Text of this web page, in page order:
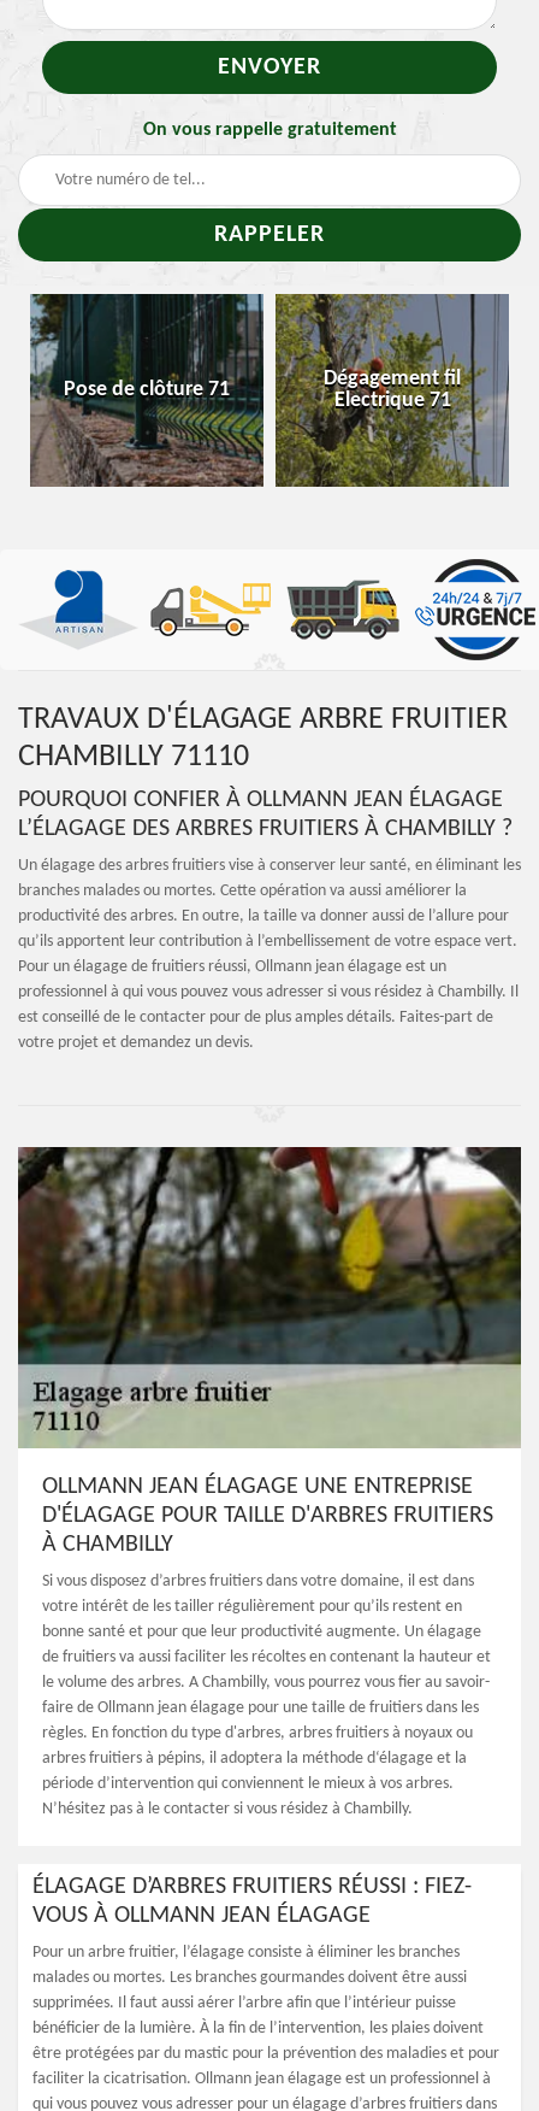
On vous rappelle gratuitement
de clôture 71
Dégagement fil
Electrique 71
TRAVAUX D'ÉLAGAGE ARBRE FRUITIER
CHAMBILLY 71110
POURQUOI CONFIER À OLLMANN JEAN ÉLAGAGE
L’ÉLAGAGE DES ARBRES FRUITIERS À CHAMBILLY ?
Un élagage des arbres fruitiers vise à conserver leur santé, en éliminant les
branches malades ou mortes. Cette opération va aussi améliorer la
productivité des arbres. En outre, la taille va donner aussi de l’allure pour
qu’ils apportent leur contribution à l’embellissement de votre espace vert.
Pour un élagage de fruitiers réussi, Ollmann jean élagage est un
professionnel à qui vous pouvez vous adresser si vous résidez à Chambilly. Il
est conseillé de le contacter pour de plus amples détails. Faites-part de
votre projet et demandez un devis.
OLLMANN JEAN ÉLAGAGE UNE ENTREPRISE
D'ÉLAGAGE POUR TAILLE D'ARBRES FRUITIERS
À CHAMBILLY
Si vous disposez d’arbres fruitiers dans votre domaine, il est dans
votre intérêt de les tailler régulièrement pour qu’ils restent en
bonne santé et pour que leur productivité augmente. Un élagage
de fruitiers va aussi faciliter les récoltes en contenant la hauteur et
le volume des arbres. A Chambilly, vous pourrez vous fier au savoir-
faire de Ollmann jean élagage pour une taille de fruitiers dans les
règles. En fonction du type d'arbres, arbres fruitiers à noyaux ou
arbres fruitiers à pépins, il adoptera la méthode d‘élagage et la
période d’intervention qui conviennent le mieux à vos arbres.
N’hésitez pas à le contacter si vous résidez à Chambilly.
ÉLAGAGE D’ARBRES FRUITIERS RÉUSSI : FIEZ-
VOUS À OLLMANN JEAN ÉLAGAGE
Pour un arbre fruitier, l’élagage consiste à éliminer les branches
malades ou mortes. Les branches gourmandes doivent être aussi
supprimées. Il faut aussi aérer l’arbre afin que l’intérieur puisse
bénéficier de la lumière. À la fin de l’intervention, les plaies doivent
être protégées par du mastic pour la prévention des maladies et pour
faciliter la cicatrisation. Ollmann jean élagage est un professionnel à
qui vous pouvez vous adresser pour un élagage d’arbres fruitiers dans